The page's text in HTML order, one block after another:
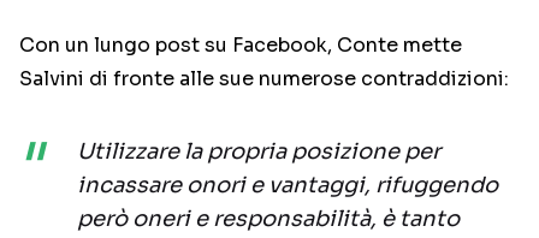
Con un lungo post su Facebook, Conte mette
Salvini di fronte alle sue numerose contraddizioni:
Utilizzare la propria posizione per
incassare onori e vantaggi, rifuggendo
però oneri e responsabilità, è tanto